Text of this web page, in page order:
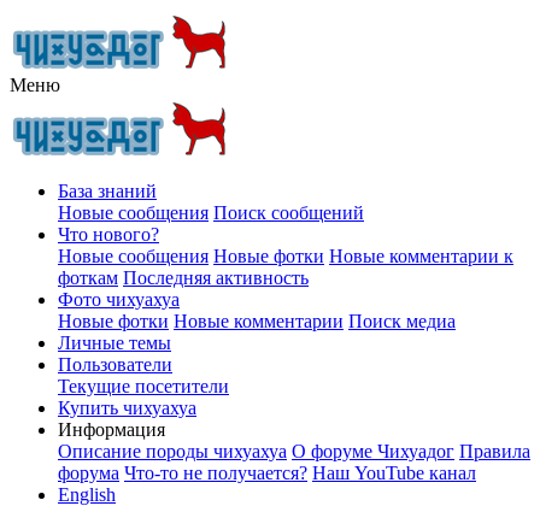
Меню
База знаний
Новые сообщения Поиск сообщений
Что нового?
Новые сообщения Новые фотки Новые комментарии к
фоткам Последняя активность
Фото чихуахуа
Новые фотки Новые комментарии Поиск медиа
Личные темы
Пользователи
Текущие посетители
Купить чихуахуа
Информация
Описание породы чихуахуа О форуме Чихуадог Правила
форума Что-то не получается? Наш YouTube канал
English